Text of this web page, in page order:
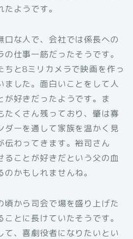
ようです。
口な人で、会社では係長への
仕事一筋だったそうです。
ちと8ミリカメラで映画を作っ
ました。面白いことをして人
が好きだったようです。ま
たくさん残っており、肇は寡
ダーを通して家族を温かく見
伝わってきます。裕司さん
ることが好きだという父の血
かもしれませんね。
頃から司会で場を盛り上げた
ことに長けていたそうです。
て、喜劇役者になりたいとい